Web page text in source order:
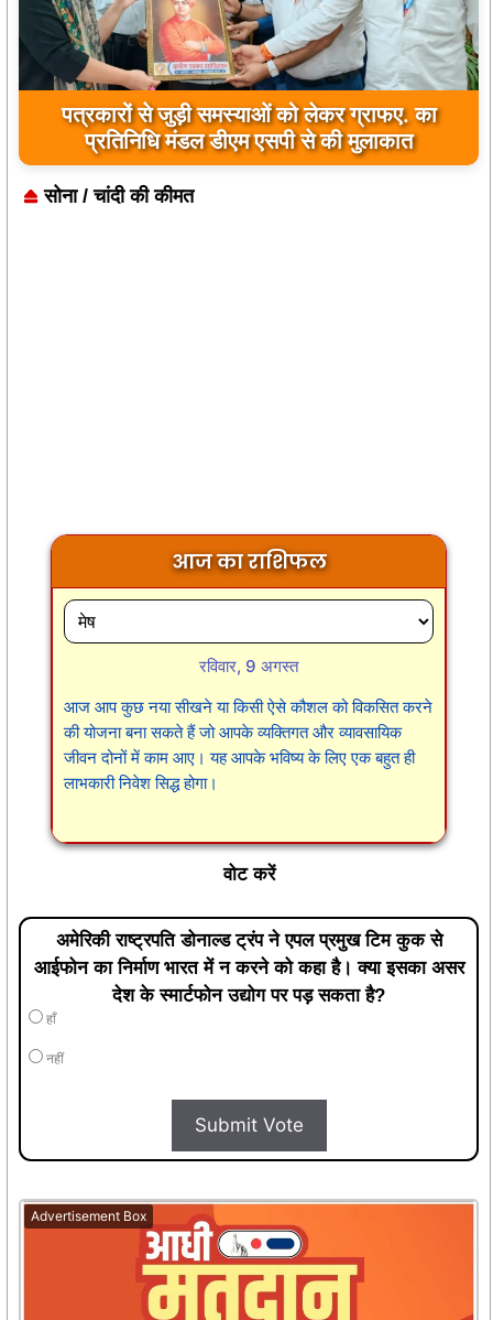
पत्रकारों से जुड़ी समस्याओं को लेकर ग्राफए. का
प्रतिनिधि मंडल डीएम एसपी से की मुलाकात
जिला कारागार में दो पावरलूम सेट का उद्घाटन, बंदियों को
मिलेगा रोजगार का अवसर
सोना / चांदी की कीमत
आज का राशिफल
रविवार, 9 अगस्त
आज आप कुछ नया सीखने या किसी ऐसे कौशल को विकसित करने
की योजना बना सकते हैं जो आपके व्यक्तिगत और व्यावसायिक
जीवन दोनों में काम आए। यह आपके भविष्य के लिए एक बहुत ही
लाभकारी निवेश सिद्ध होगा।
वोट करें
अमेरिकी राष्ट्रपति डोनाल्ड ट्रंप ने एपल प्रमुख टिम कुक से
आईफोन का निर्माण भारत में न करने को कहा है। क्या इसका असर
देश के स्मार्टफोन उद्योग पर पड़ सकता है?
हाँ
नहीं
Submit Vote
Advertisement Box